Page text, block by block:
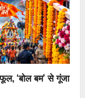
‘बोल बम’ से गूंजा